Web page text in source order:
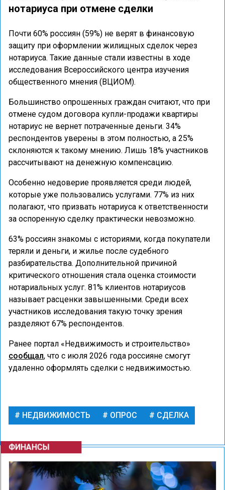
нотариуса при отмене сделки
Почти 60% россиян (59%) не верят в финансовую
защиту при оформлении жилищных сделок через
нотариуса. Такие данные стали известны в ходе
исследования Всероссийского центра изучения
общественного мнения (ВЦИОМ).
Большинство опрошенных граждан считают, что при
отмене судом договора купли-продажи квартиры
нотариус не вернет потраченные деньги. 34%
респондентов уверены в этом полностью, а 25%
склоняются к такому мнению. Лишь 18% участников
рассчитывают на денежную компенсацию.
Особенно недоверие проявляется среди людей,
которые уже пользовались услугами. 77% из них
полагают, что призвать нотариуса к ответственности
за оспоренную сделку практически невозможно.
63% россиян знакомы с историями, когда покупатели
теряли и деньги, и жилье после судебного
разбирательства. Дополнительной причиной
критического отношения стала оценка стоимости
нотариальных услуг. 81% клиентов нотариусов
называет расценки завышенными. Среди всех
участников исследования такую точку зрения
разделяют 67% респондентов.
Ранее портал «Недвижимость и строительство»
сообщал, что с июля 2026 года россияне смогут
удаленно оформлять сделки с недвижимостью.
НЕДВИЖИМОСТЬ ОПРОС СДЕЛКА
ФИНАНСЫ